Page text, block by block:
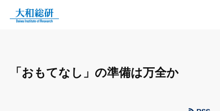
「おもてなし」の準備は万全か